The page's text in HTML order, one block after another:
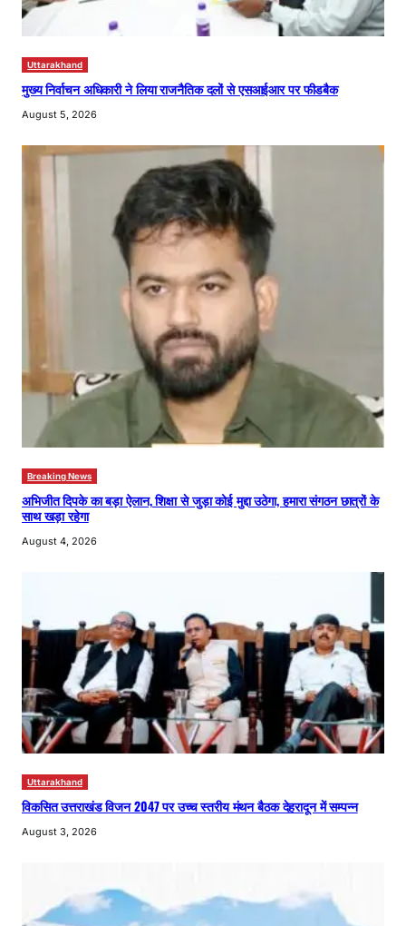
Uttarakhand
मुख्य निर्वाचन अधिकारी ने लिया राजनैतिक दलों से एसआईआर पर फीडबैक
August 5, 2026
Breaking News
अभिजीत दिपके का बड़ा ऐलान, शिक्षा से जुड़ा कोई मुद्दा उठेगा, हमारा संगठन छात्रों के
साथ खड़ा रहेगा
August 4, 2026
Uttarakhand
विकसित उत्तराखंड विजन 2047 पर उच्च स्तरीय मंथन बैठक देहरादून में सम्पन्न
August 3, 2026